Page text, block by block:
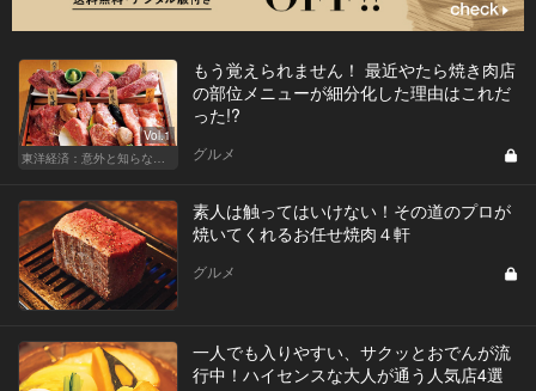
Vol.1
東洋経済：意外と知らない「焼肉」の新常識
もう覚えられません！ 最近やたら焼き肉店
の部位メニューが細分化した理由はこれだ
った!?
グルメ
素人は触ってはいけない！その道のプロが
焼いてくれるお任せ焼肉４軒
グルメ
一人でも入りやすい、サクッとおでんが流
行中！ハイセンスな大人が通う人気店4選